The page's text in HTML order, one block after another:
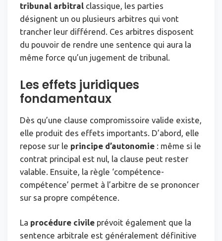
tribunal arbitral classique, les parties
désignent un ou plusieurs arbitres qui vont
trancher leur différend. Ces arbitres disposent
du pouvoir de rendre une sentence qui aura la
même force qu’un jugement de tribunal.
Les effets juridiques
fondamentaux
Dès qu’une clause compromissoire valide existe,
elle produit des effets importants. D’abord, elle
repose sur le principe d’autonomie : même si le
contrat principal est nul, la clause peut rester
valable. Ensuite, la règle ‘compétence-
compétence’ permet à l’arbitre de se prononcer
sur sa propre compétence.
La procédure civile prévoit également que la
sentence arbitrale est généralement définitive